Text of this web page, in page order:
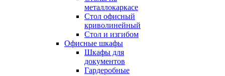
металлокаркасе
Стол офисный
криволинейный
Стол и изгибом
Офисные шкафы
Шкафы для
документов
Гардеробные